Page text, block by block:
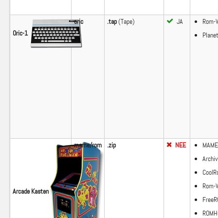
Oric-1
oric .tap(Tape) JA
Rom-
Arcade Kasten
mame/rom .zip NEE
Rom-